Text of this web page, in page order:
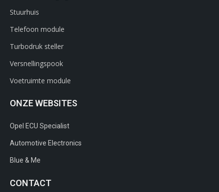
Stuurhuis
Telefoon module
Turbodruk steller
Versnellingspook
Voetruimte module
ONZE WEBSITES
Opel ECU Specialist
Automotive Electronics
Blue & Me
CONTACT